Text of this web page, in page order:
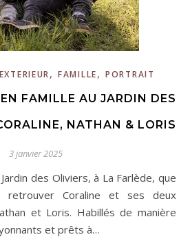
EXTERIEUR,FAMILLE, PORTRAIT
FAMILLE AU JARDIN DES
NATHAN & LORIS
3 janvier 2025
retrouver Coraline et ses deux
et Loris. Habillés de manière
et prêts à…